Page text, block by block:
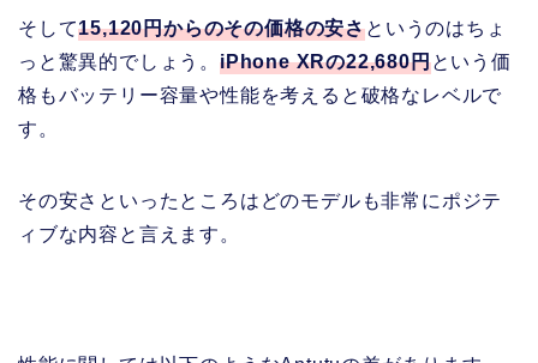
そして15,120円からのその価格の安さというのはちょ
っと驚異的でしょう。 iPhone XRの22,680円という価
格もバッテリー容量や性能を考えると破格なレベルで
す。
その安さといったところはどのモデルも非常にポジテ
ィブな内容と言えます。